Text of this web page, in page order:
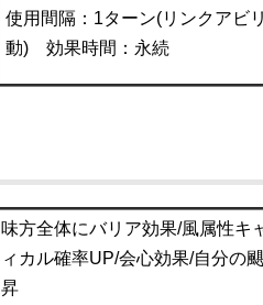
使用間隔：1ターン(リンクアビ
動) 効果時間：永続
味方全体にバリア効果/風属性キ
ィカル確率UP/会心効果/自分の
昇